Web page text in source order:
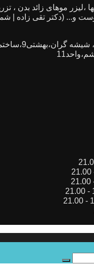
،لیزر موهای زائد بدن ،
و... (دکتر تقی زاده |
گیلان ، لاهیجان ، شیشه